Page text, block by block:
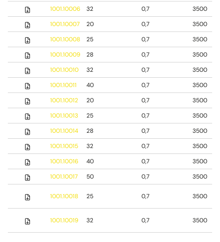
1001.10006
32 0,7
3500
1001.10007
20 0,7
3500
1001.10008
25 0,7
3500
1001.10009
28 0,7
3500
1001.10010
32 0,7
3500
1001.10011
40 0,7
3500
1001.10012
20 0,7
3500
1001.10013
25 0,7
3500
1001.10014
28 0,7
3500
1001.10015
32 0,7
3500
1001.10016
40 0,7
3500
1001.10017
50 0,7 3500
1001.10018 25 0,7 3500
1001.10019 32 0,7 3500